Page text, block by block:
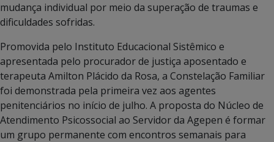
mudança individual por meio da superação de traumas e
dificuldades sofridas.
Promovida pelo Instituto Educacional Sistêmico e
apresentada pelo procurador de justiça aposentado e
terapeuta Amilton Plácido da Rosa, a Constelação Familiar
foi demonstrada pela primeira vez aos agentes
penitenciários no início de julho. A proposta do Núcleo de
Atendimento Psicossocial ao Servidor da Agepen é formar
um grupo permanente com encontros semanais para